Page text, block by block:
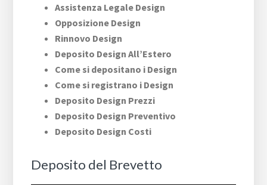
Assistenza Legale Design
Opposizione Design
Rinnovo Design
Deposito Design All’Estero
Come si depositano i Design
Come si registrano i Design
Deposito Design Prezzi
Deposito Design Preventivo
Deposito Design Costi
Deposito del Brevetto